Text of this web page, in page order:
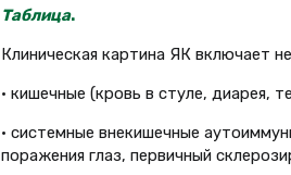
Таблица.
Клиническая картина ЯК включает
• кишечные (кровь в стуле, диарея,
• системные внекишечные
поражения глаз, первичный